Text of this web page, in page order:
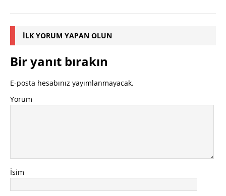
İLK YORUM YAPAN OLUN
Bir yanıt bırakın
E-posta hesabınız yayımlanmayacak.
Yorum
İsim